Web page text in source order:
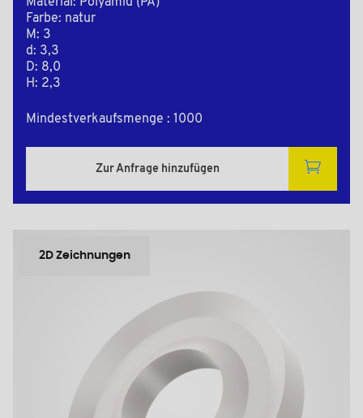
Material: Polyamid (PA)
Farbe: natur
M: 3
d: 3,3
D: 8,0
H: 2,3
Mindestverkaufsmenge : 1000
Zur Anfrage hinzufügen
2D Zeichnungen